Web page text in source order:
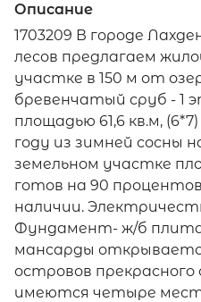
Описание
1703209 В городе
лесов предлагаем
участке в 150 м от
бревенчатый сруб - 1
площадью 61,6 кв.м,
году из зимней сосны
земельном участке
готов на 90
наличии.
Фундамент- ж/б
мансарды
островов прекрасного
имеются четыре